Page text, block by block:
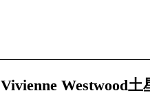
Vivienne Westwood土